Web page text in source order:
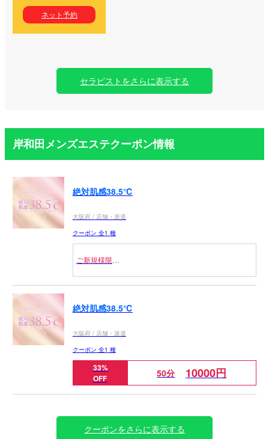
ネット予約
セラピストをさらに表示する
岸和田メンズエステクーポン情報
絶対肌感38.5℃
大阪府 / 店舗・派遣
クーポン 全1 種
ご新規様限定
絶対肌感38.5℃
大阪府 / 店舗・派遣
クーポン 全1 種
33%
OFF
50分 10000円
クーポンをさらに表示する